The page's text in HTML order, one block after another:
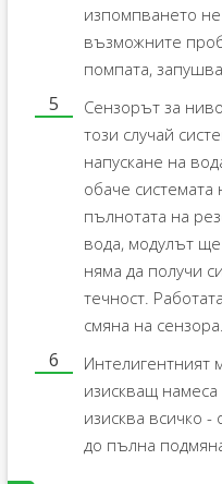
изпомпването
възможните
помпата,
Сензорът за
този случай
напускане на
обаче
пълнотата на
вода, модулът
няма да получи
течност.
смяна на сензора.
Интелигентният
изискващ
изисква всичко
до пълна